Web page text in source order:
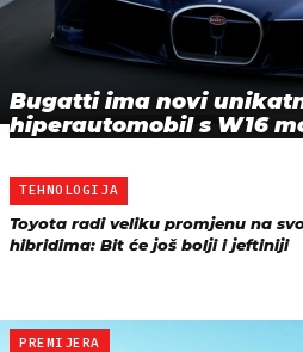
Bugatti ima novi
hiperautomobil s W16
TEHNOLOGIJA
Toyota radi veliku promjenu na
hibridima: Bit će još bolji i jeftiniji
PREMIJERA